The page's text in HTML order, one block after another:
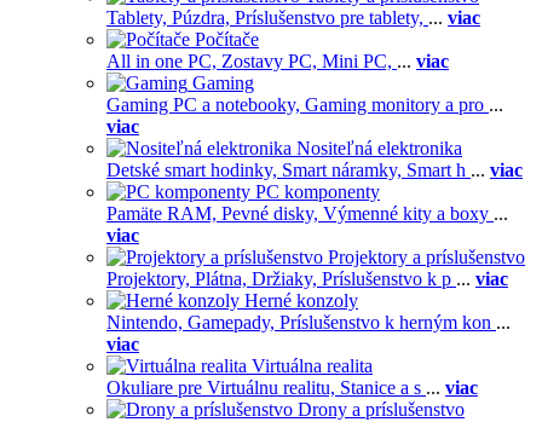
Tablety, Púzdra, Príslušenstvo pre tablety, ... viac
Počítače
All in one PC, Zostavy PC, Mini PC, ... viac
Gaming
Gaming PC a notebooky, Gaming monitory a pro ...
viac
Nositeľná elektronika
Detské smart hodinky, Smart náramky, Smart h ... viac
PC komponenty
Pamäte RAM, Pevné disky, Výmenné kity a boxy ...
viac
Projektory a príslušenstvo
Projektory, Plátna, Držiaky, Príslušenstvo k p ... viac
Herné konzoly
Nintendo, Gamepady, Príslušenstvo k herným kon ...
viac
Virtuálna realita
Okuliare pre Virtuálnu realitu, Stanice a s ... viac
Drony a príslušenstvo